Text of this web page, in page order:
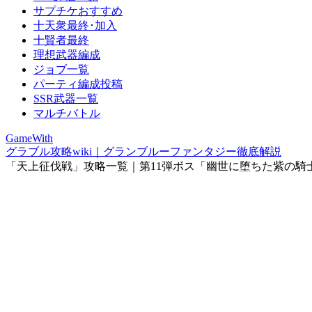
サプチケおすすめ
十天衆最終･加入
十賢者最終
理想武器編成
ジョブ一覧
パーティ編成投稿
SSR武器一覧
マルチバトル
GameWith
グラブル攻略wiki｜グランブルーファンタジー徹底解説
「天上征伐戦」攻略一覧｜第11弾ボス「幽世に堕ちた紫の騎